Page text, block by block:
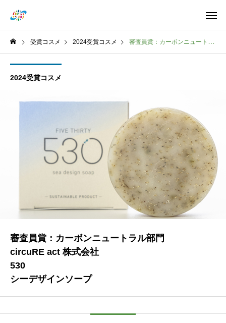
受賞コスメ 2024受賞コスメ 審査員賞：カーボンニュートラル部門circuRE act 株式会社530シーデザインソープ
2024受賞コスメ
審査員賞：カーボンニュートラル部門
circuRE act 株式会社
530
シーデザインソープ